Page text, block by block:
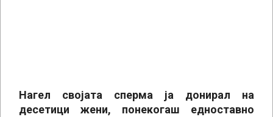
Нагел својата сперма ја донирал на
десетици жени, понекогаш едноставно